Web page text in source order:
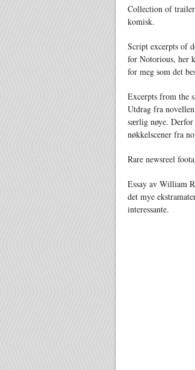
Collection of
komisk.
Script excerpts of
for Notorious, her
for meg som det
Excerpts from the
Utdrag fra
særlig nøye.
nøkkelscener fra
Rare newsreel
Essay av William
det mye
interessante.